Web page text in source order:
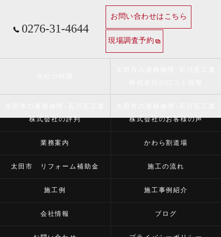
0276-31-4644
お問い合わせはこちら
現場調査予約
株式会社の評判
株式会社のお客様の声
業務案内 かわら割道場
太田市 リフォーム補助金 施工の流れ
施工例 施工事例紹介
会社情報 ブログ